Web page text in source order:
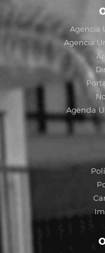
Agencia
Agencia
Agenda